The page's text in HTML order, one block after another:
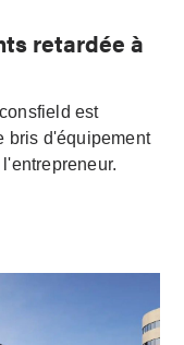
retardée à
est
bris d'équipement